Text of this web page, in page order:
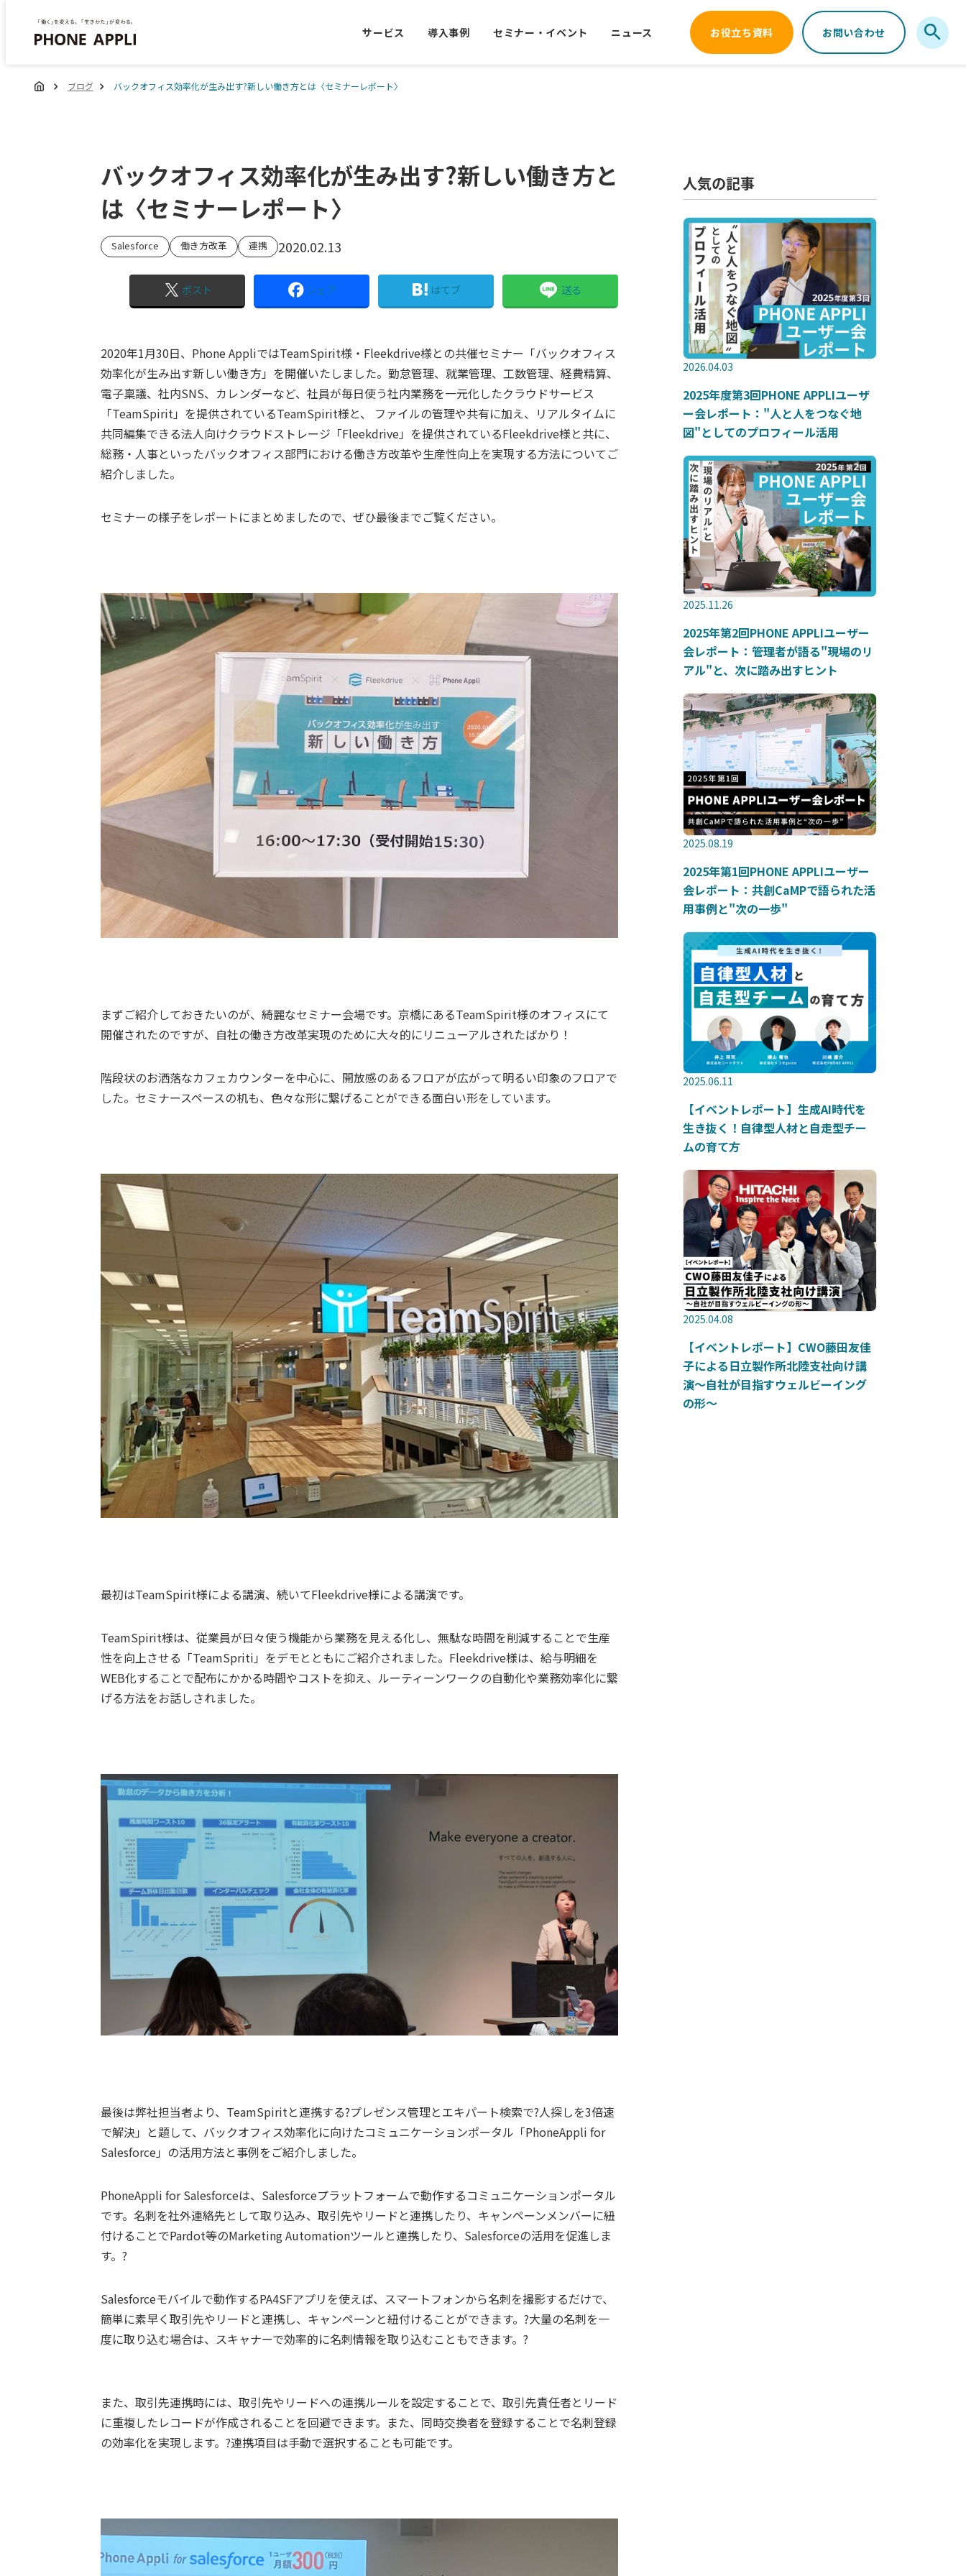
サービス 導入事例 セミナー・イベント ニュース お役立ち資料 お問い合わせ
ブログ バックオフィス効率化が生み出す?新しい働き方とは〈セミナーレポート〉
バックオフィス効率化が生み出す?新しい働き方と
は〈セミナーレポート〉
Salesforce 働き方改革 連携 2020.02.13
ポスト シェア はてブ 送る
2020年1月30日、Phone AppliではTeamSpirit様・Fleekdrive様との共催セミナー「バックオフィス
効率化が生み出す新しい働き方」を開催いたしました。 勤怠管理、就業管理、工数管理、経費精算、
電子稟議、社内SNS、カレンダーなど、社員が毎日使う社内業務を一元化したクラウドサービス
「TeamSpirit」を提供されているTeamSpirit様と、 ファイルの管理や共有に加え、リアルタイムに
共同編集できる法人向けクラウドストレージ「Fleekdrive」を提供されているFleekdrive様と共に、
総務・人事といったバックオフィス部門における働き方改革や生産性向上を実現する方法についてご
紹介しました。
セミナーの様子をレポートにまとめましたので、ぜひ最後までご覧ください。
まずご紹介しておきたいのが、綺麗なセミナー会場です。京橋にあるTeamSpirit様のオフィスにて
開催されたのですが、自社の働き方改革実現のために大々的にリニューアルされたばかり！
階段状のお洒落なカフェカウンターを中心に、開放感のあるフロアが広がって明るい印象のフロアで
した。セミナースペースの机も、色々な形に繋げることができる面白い形をしています。
最初はTeamSpirit様による講演、続いてFleekdrive様による講演です。
TeamSpirit様は、従業員が日々使う機能から業務を見える化し、無駄な時間を削減することで生産
性を向上させる「TeamSpriti」をデモとともにご紹介されました。Fleekdrive様は、給与明細を
WEB化することで配布にかかる時間やコストを抑え、ルーティーンワークの自動化や業務効率化に繋
げる方法をお話しされました。
最後は弊社担当者より、TeamSpiritと連携する?プレゼンス管理とエキパート検索で?人探しを3倍速
で解決」と題して、バックオフィス効率化に向けたコミュニケーションポータル「PhoneAppli for
Salesforce」の活用方法と事例をご紹介しました。
PhoneAppli for Salesforceは、Salesforceプラットフォームで動作するコミュニケーションポータル
です。名刺を社外連絡先として取り込み、取引先やリードと連携したり、キャンペーンメンバーに紐
付けることでPardot等のMarketing Automationツールと連携したり、Salesforceの活用を促進しま
す。?
Salesforceモバイルで動作するPA4SFアプリを使えば、スマートフォンから名刺を撮影するだけで、
簡単に素早く取引先やリードと連携し、キャンペーンと紐付けることができます。?大量の名刺を一
度に取り込む場合は、スキャナーで効率的に名刺情報を取り込むこともできます。?
また、取引先連携時には、取引先やリードへの連携ルールを設定することで、取引先責任者とリード
に重複したレコードが作成されることを回避できます。また、同時交換者を登録することで名刺登録
の効率化を実現します。?連携項目は手動で選択することも可能です。
人気の記事
2026.04.03
2025年度第3回PHONE APPLIユーザ
ー会レポート："人と人をつなぐ地
図"としてのプロフィール活用
2025.11.26
2025年第2回PHONE APPLIユーザー
会レポート：管理者が語る"現場のリ
アル"と、次に踏み出すヒント
2025.08.19
2025年第1回PHONE APPLIユーザー
会レポート：共創CaMPで語られた活
用事例と"次の一歩"
2025.06.11
【イベントレポート】生成AI時代を
生き抜く！自律型人材と自走型チー
ムの育て方
2025.04.08
【イベントレポート】CWO藤田友佳
子による日立製作所北陸支社向け講
演～自社が目指すウェルビーイング
の形～